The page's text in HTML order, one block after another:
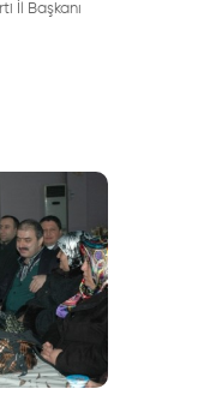
İl Başkanı